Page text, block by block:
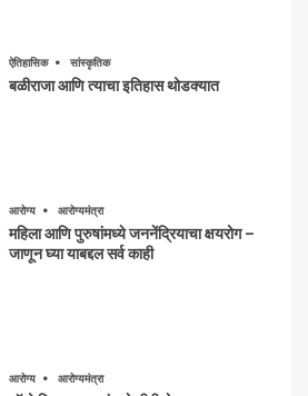
ऐतिहासिक सांस्कृतिक
बळीराजा आणि त्याचा इतिहास थोडक्यात
आरोग्य आरोग्यमंत्रा
महिला आणि पुरुषांमध्ये जननेंद्रियाचा क्षयरोग –
जाणून घ्या याबद्दल सर्व काही
आरोग्य आरोग्यमंत्रा